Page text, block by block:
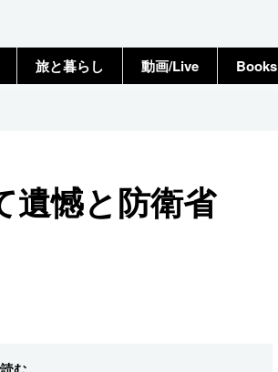
旅と暮らし 動画/Live Books
遺憾と防衛省
む